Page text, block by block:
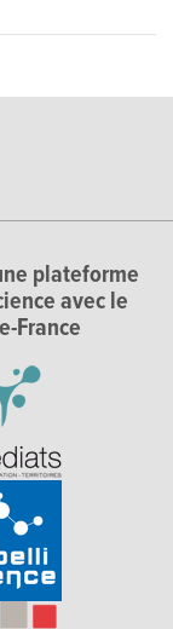
plateforme
avec le
France